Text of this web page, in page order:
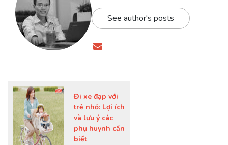
See author's posts
Đi xe đạp với
trẻ nhỏ: Lợi ích
và lưu ý các
phụ huynh cần
biết